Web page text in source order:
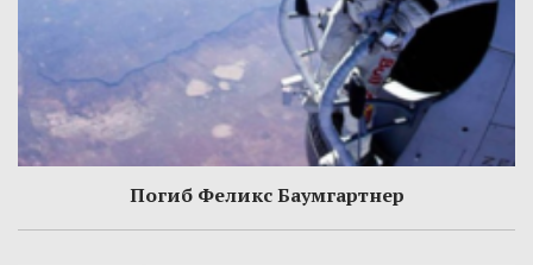
Погиб Феликс Баумгартнер